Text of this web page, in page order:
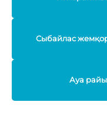
Сыбайлас
Ауа